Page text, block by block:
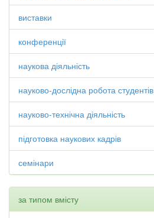
виставки
конференції
наукова діяльність
науково-дослідна робота студентів
науково-технічна діяльність
підготовка наукових кадрів
семінари
за типом вмісту